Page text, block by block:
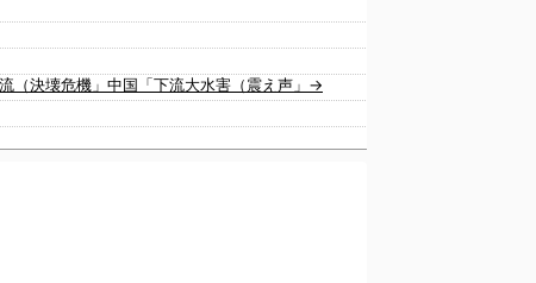
（決壊危機」中国「下流大水害（震え声」→